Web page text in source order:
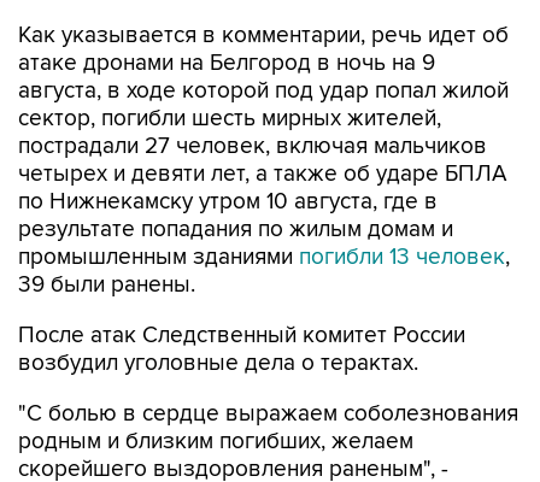
Как указывается в комментарии, речь идет об
атаке дронами на Белгород в ночь на 9
августа, в ходе которой под удар попал жилой
сектор, погибли шесть мирных жителей,
пострадали 27 человек, включая мальчиков
четырех и девяти лет, а также об ударе БПЛА
по Нижнекамску утром 10 августа, где в
результате попадания по жилым домам и
промышленным зданиями погибли 13 человек,
39 были ранены.
После атак Следственный комитет России
возбудил уголовные дела о терактах.
"С болью в сердце выражаем соболезнования
родным и близким погибших, желаем
скорейшего выздоровления раненым", -